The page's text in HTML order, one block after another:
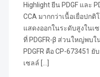
Highlight ยีน PDGF และ
CCA มากกว่าเนื้อเยื่อปกติ
แสดงออกในระดับสูงในเ
ที่ PDGFR-β ส่วนใหญ่พบใ
PDGFR คือ CP-673451
เซลล์ […]